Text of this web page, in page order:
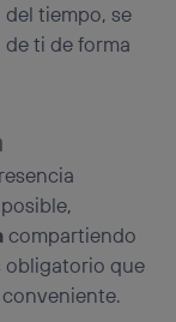
tiempo, se
ti de forma
compartiendo
obligatorio que